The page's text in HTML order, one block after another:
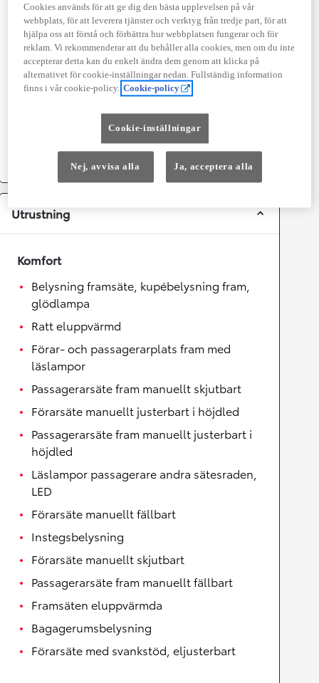
Prestanda
Topphastighet 180km/h
Acceleration 0-100km/h
7,4sekunder
Framhjulsdrift
Utrustning
Komfort
Belysning framsäte, kupébelysning fram,
glödlampa
Ratt eluppvärmd
Förar- och passagerarplats fram med
läslampor
Passagerarsäte fram manuellt skjutbart
Förarsäte manuellt justerbart i höjdled
Passagerarsäte fram manuellt justerbart i
höjdled
Läslampor passagerare andra sätesraden,
LED
Förarsäte manuellt fällbart
Instegsbelysning
Förarsäte manuellt skjutbart
Passagerarsäte fram manuellt fällbart
Framsäten eluppvärmda
Bagagerumsbelysning
Förarsäte med svankstöd, eljusterbart
Cookies används för att ge dig den bästa upplevelsen på vår
webbplats, för att leverera tjänster och verktyg från tredje part, för att
hjälpa oss att förstå och förbättra hur webbplatsen fungerar och för
reklam. Vi rekommenderar att du behåller alla cookies, men om du inte
accepterar detta kan du enkelt ändra dem genom att klicka på
alternativet för cookie-inställningar nedan. Fullständig information
finns i vår cookie-policy. Cookie-policy
Cookie-inställningar
Nej, avvisa alla Ja, acceptera alla